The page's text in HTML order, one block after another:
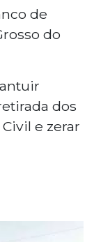
de
do
dos
e zerar